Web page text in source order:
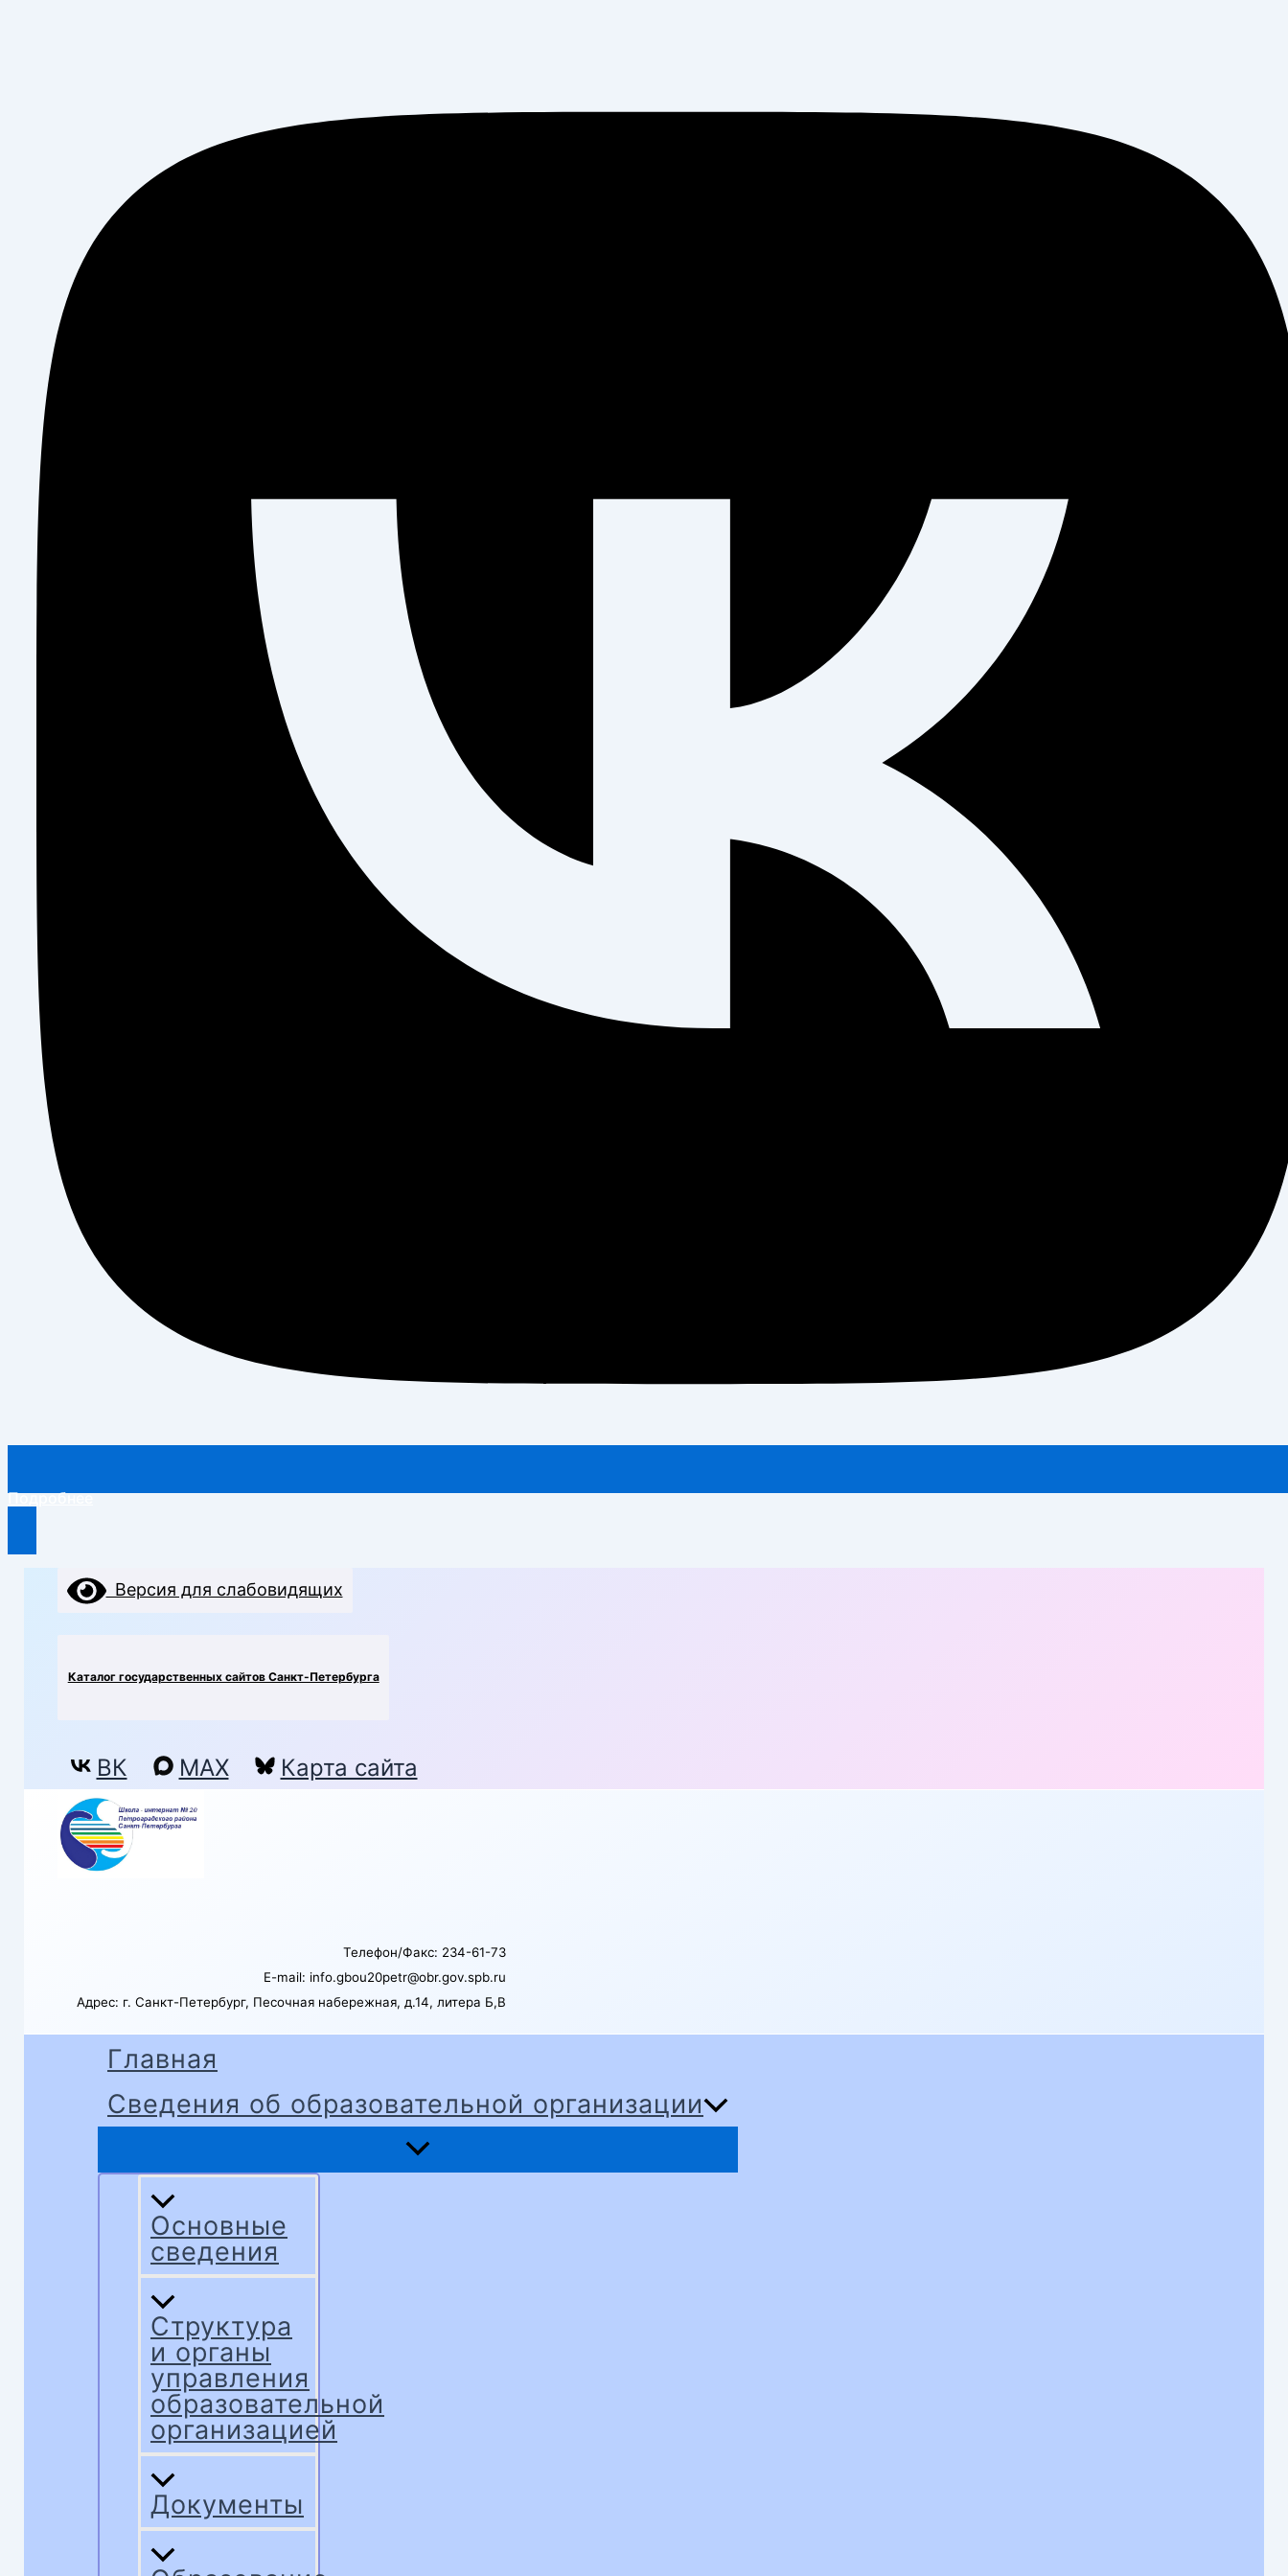
Подробнее
Перейти
содержимому
Версия для слабовидящих
Каталог государственных сайтов Санкт-Петербурга
ВК MAX Карта сайта
Телефон/Факс: 234-61-73
E-mail: info.gbou20petr@obr.gov.spb.ru
Адрес: г. Санкт-Петербург, Песочная набережная, д.14, литера Б,В
Главная
Сведения об образовательной организации
Основные
сведения
Структура
и органы
управления
образовательной
организацией
Документы